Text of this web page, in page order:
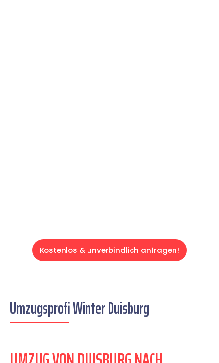
Kostenlos & unverbindlich anfragen!
Umzugsprofi Winter Duisburg